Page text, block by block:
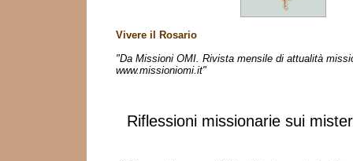
Vivere il Rosario
"Da Missioni OMI. Rivista mensile di attualità
www.missioniomi.it"
Riflessioni missionarie sui